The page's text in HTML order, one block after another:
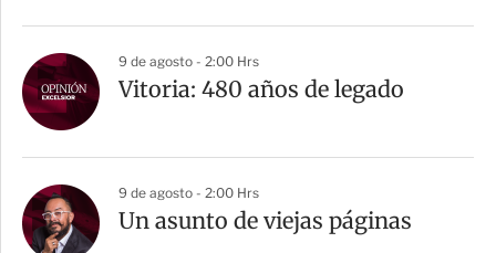
9 de agosto - 2:00 Hrs
Vitoria: 480 años de legado
9 de agosto - 2:00 Hrs
Un asunto de viejas páginas